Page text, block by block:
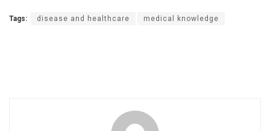
Tags: disease and healthcare medical knowledge